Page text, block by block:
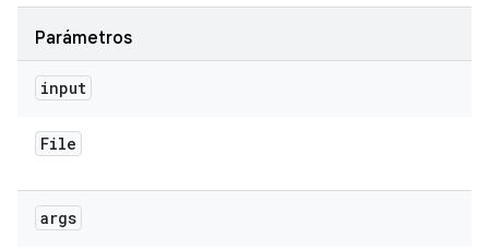
Parámetros
input
File
args